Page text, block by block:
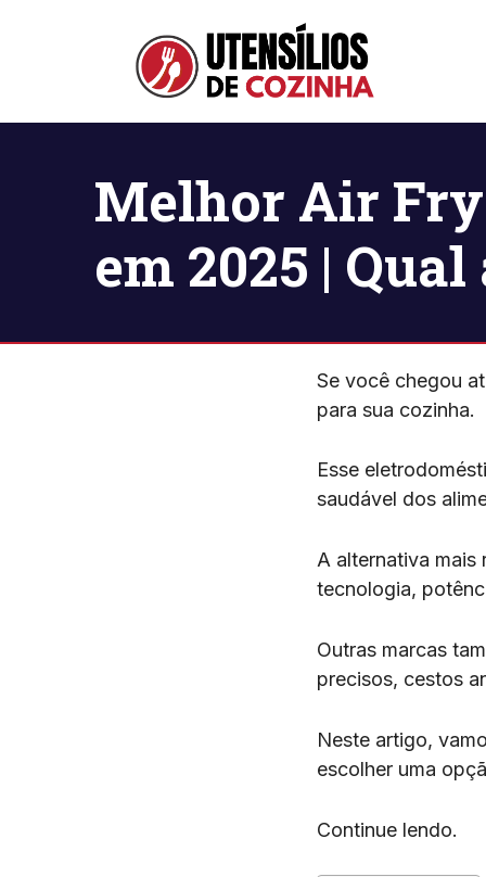
Melhor Air
em 2025 |
Se você chegou
para sua cozinha.
Esse
saudável dos
A alternativa
tecnologia,
Outras marcas
precisos, cestos
Neste artigo,
escolher uma
Continue lendo.